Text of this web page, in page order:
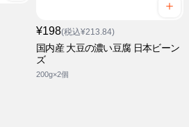
¥198(税込¥213.84)
国内産 大豆の濃い豆腐 日本ビーン
ズ
200g×2個